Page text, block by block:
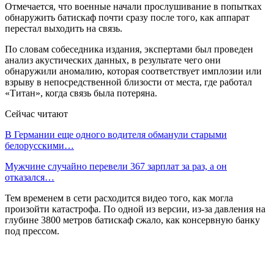
Отмечается, что военные начали прослушивание в попытках
обнаружить батискаф почти сразу после того, как аппарат
перестал выходить на связь.
По словам собеседника издания, экспертами был проведен
анализ акустических данных, в результате чего они
обнаружили аномалию, которая соответствует имплозии или
взрыву в непосредственной близости от места, где работал
«Титан», когда связь была потеряна.
Сейчас читают
В Германии еще одного водителя обманули старыми
белорусскими…
Мужчине случайно перевели 367 зарплат за раз, а он
отказался…
Тем временем в сети расходится видео того, как могла
произойти катастрофа. По одной из версии, из-за давления на
глубине 3800 метров батискаф сжало, как консервную банку
под прессом.